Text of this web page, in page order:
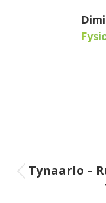
navigation
Tynaarlo –